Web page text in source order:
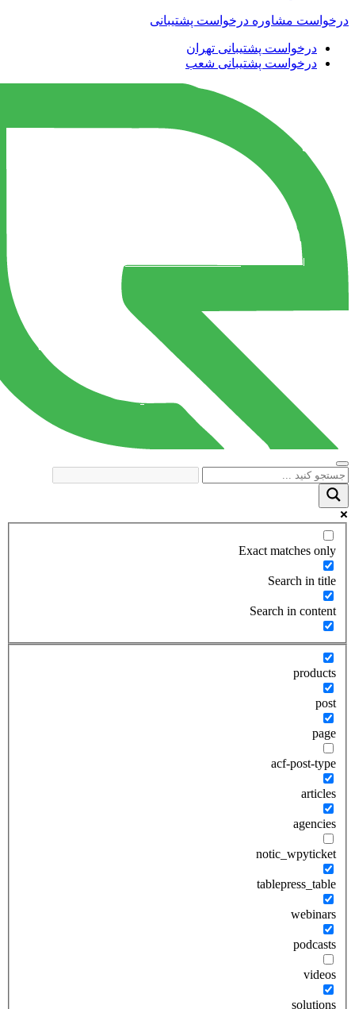
درخواست مشاوره درخواست پشتیبانی
درخواست پشتیبانی تهران
درخواست پشتیبانی شعب
Exact matches only
Search in title
Search in content
products
post
page
acf-post-type
articles
agencies
notic_wpyticket
tablepress_table
webinars
podcasts
videos
solutions